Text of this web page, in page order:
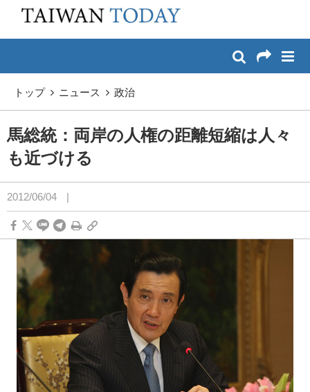
メイン コンテンツへスキップ
トップ ニュース 政治
馬総統：両岸の人権の距離短縮は人々
も近づける
2012/06/04 |